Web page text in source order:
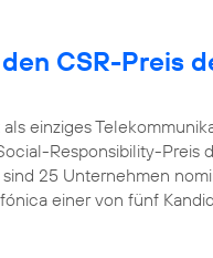
CSR-Preis
einziges
Responsibility-Preis
25 Unternehmen
einer von fünf